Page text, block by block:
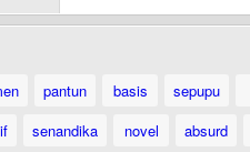
pantun basis sepupu
senandika novel absurd